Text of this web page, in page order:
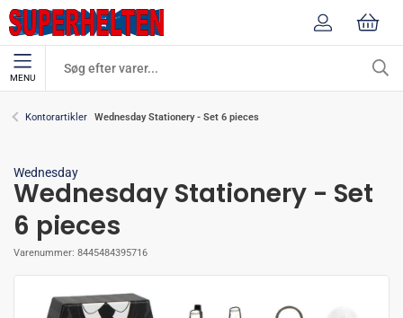
MENU
Kontorartikler Wednesday Stationery - Set 6 pieces
Wednesday
Wednesday Stationery - Set
6 pieces
Varenummer: 8445484395716